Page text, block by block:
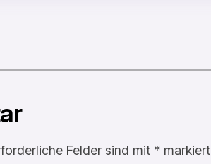
Felder sind mit * markiert